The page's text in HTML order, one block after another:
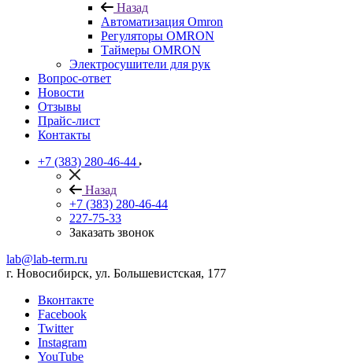
Назад
Автоматизация Omron
Регуляторы OMRON
Таймеры OMRON
Электросушители для рук
Вопрос-ответ
Новости
Отзывы
Прайс-лист
Контакты
+7 (383) 280-46-44
Назад
+7 (383) 280-46-44
227-75-33
Заказать звонок
lab@lab-term.ru
г. Новосибирск, ул. Большевистская, 177
Вконтакте
Facebook
Twitter
Instagram
YouTube